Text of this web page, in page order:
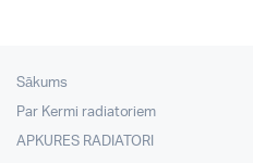
Sākums
Par Kermi radiatoriem
APKURES RADIATORI